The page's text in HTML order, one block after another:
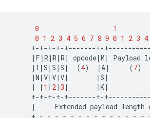
0 1
0 1 2 3 4 5 6 7 8 9 0 1 2 3 4
| F | R | R | R | opcode| M | Payload
| I | S | S | S | (4) | A| (7)
| N | V| V| V| | S |
|
| 1 | 2| 3 | | K|
+-+-+-+-+-------+-
|
Extended payload length